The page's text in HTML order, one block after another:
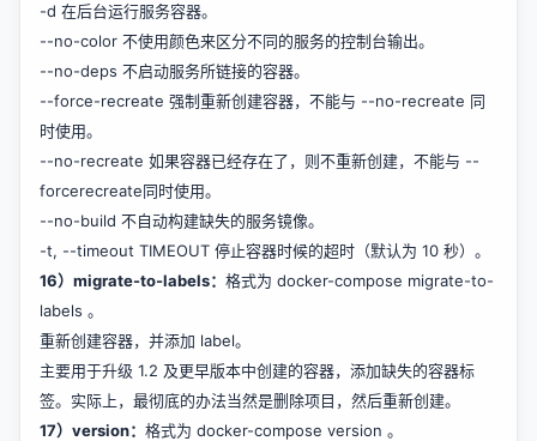
-d 在后台运行服务容器。
--no-color 不使用颜色来区分不同的服务的控制台输出。
--no-deps 不启动服务所链接的容器。
--force-recreate 强制重新创建容器，不能与 --no-recreate 同
时使用。
--no-recreate 如果容器已经存在了，则不重新创建，不能与 --
forcerecreate同时使用。
--no-build 不自动构建缺失的服务镜像。
-t, --timeout TIMEOUT 停止容器时候的超时（默认为 10 秒）。
16）migrate-to-labels： 格式为 docker-compose migrate-to-
labels 。
重新创建容器，并添加 label。
主要用于升级 1.2 及更早版本中创建的容器，添加缺失的容器标
签。实际上，最彻底的办法当然是删除项目，然后重新创建。
17）version： 格式为 docker-compose version 。